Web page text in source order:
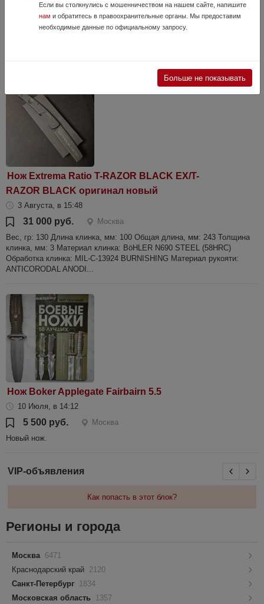
229 000 руб.
Москва, Раменское
Видеообзор ножей и кинжалов в нашем ТГ-канале:
https://t.me/karabin_market/1310 В наличии новые ножи и кинжалы,
Нож Extrema Ratio T-RAZOR BLACK EX/T-
RAZOR BLACK оригинал новый
3 Августа, в 15:48
31 000 руб.
Москва
Вес, гр: 130 Длина клинка, мм: 100 Общая длина, мм: 243 Толщина
клинка, мм: 3 Материал клинка: BöHLER N690 STEEL (58HRC)
Обработка клинка: MIL-C-13924 BURNISHING Материал рукояти:
ANTICORODAL ANODI...
Нож Boker Applegate Fairbairn 5.5
10 Июля, в 14:12
5 500 руб.
Москва
Новый нож.
Если вы столкнулись с мошенничеством на нашем сайте, напишите
нам и обратитесь в правоохранительные органы. Мы предоставим
необходимые данные по официальному запросу.
Больше не показывать
VIP-объявления
Как попасть в этот блок?
Регионы и города
Москва 6471
Краснодарский край 2120
Санкт-Петербург 1834
Московская область 1357